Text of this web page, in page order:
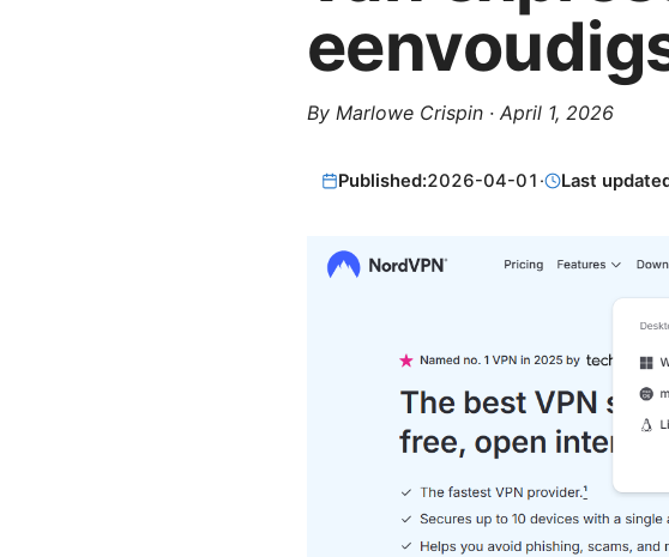
By Marlowe Crispin · April 1, 2026
Published:2026-04-01 · Last